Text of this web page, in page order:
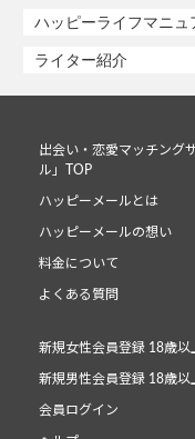
ハッピーライフマニュ
ライター紹介
出会い・恋愛マッチング
ル」TOP
ハッピーメールとは
ハッピーメールの想い
料金について
よくある質問
新規女性会員登録 18歳以
新規男性会員登録 18歳以
会員ログイン